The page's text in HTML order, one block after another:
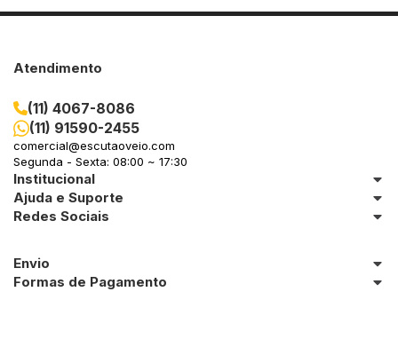
Atendimento
(11) 4067-8086
(11) 91590-2455
comercial@escutaoveio.com
Segunda - Sexta: 08:00 ~ 17:30
Institucional
Ajuda e Suporte
Redes Sociais
Envio
Formas de Pagamento